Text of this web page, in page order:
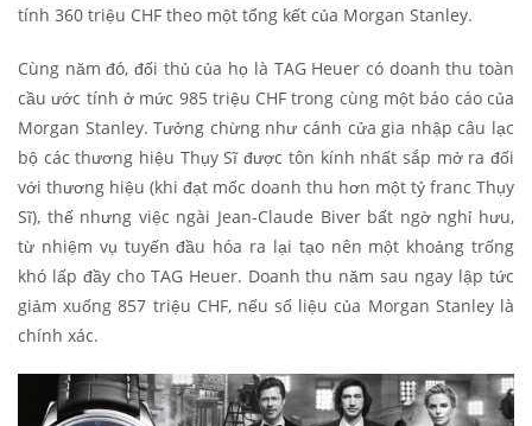
tính 360 triệu CHF theo một tổng kết của Morgan Stanley.
Cùng năm đó, đối thủ của họ là TAG Heuer có doanh thu toàn
cầu ước tính ở mức 985 triệu CHF trong cùng một báo cáo của
Morgan Stanley. Tưởng chừng như cánh cửa gia nhập câu lạc
bộ các thương hiệu Thụy Sĩ được tôn kính nhất sắp mở ra đối
với thương hiệu (khi đạt mốc doanh thu hơn một tỷ franc Thụy
Sĩ), thế nhưng việc ngài Jean-Claude Biver bất ngờ nghỉ hưu,
từ nhiệm vụ tuyến đầu hóa ra lại tạo nên một khoảng trống
khó lấp đầy cho TAG Heuer. Doanh thu năm sau ngay lập tức
giảm xuống 857 triệu CHF, nếu số liệu của Morgan Stanley là
chính xác.